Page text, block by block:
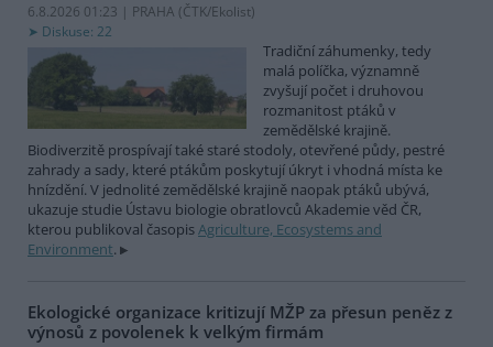
6.8.2026 01:23 | PRAHA (ČTK/Ekolist)
Diskuse: 22
Tradiční záhumenky, tedy
malá políčka, významně
zvyšují počet i druhovou
rozmanitost ptáků v
zemědělské krajině.
Biodiverzitě prospívají také staré stodoly, otevřené půdy, pestré
zahrady a sady, které ptákům poskytují úkryt i vhodná místa ke
hnízdění. V jednolité zemědělské krajině naopak ptáků ubývá,
ukazuje studie Ústavu biologie obratlovců Akademie věd ČR,
kterou publikoval časopisAgriculture, Ecosystems and
Environment.
Ekologické organizace kritizují MŽP za přesun peněz z
výnosů z povolenek k velkým firmám